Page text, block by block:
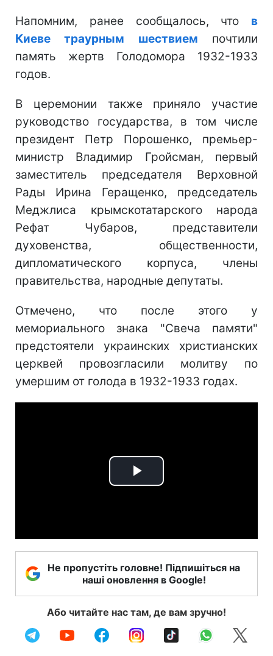
Напомним, ранее сообщалось, что в
Киеве траурным шествием почтили
память жертв Голодомора 1932-1933
годов.
В церемонии также приняло участие
руководство государства, в том числе
президент Петр Порошенко, премьер-
министр Владимир Гройсман, первый
заместитель председателя Верховной
Рады Ирина Геращенко, председатель
Меджлиса крымскотатарского народа
Рефат Чубаров, представители
духовенства, общественности,
дипломатического корпуса, члены
правительства, народные депутаты.
Отмечено, что после этого у
мемориального знака "Свеча памяти"
предстоятели украинских христианских
церквей провозгласили молитву по
умершим от голода в 1932-1933 годах.
Play
Не пропустіть головне! Підпишіться на
наші оновлення в Google!
Або читайте нас там, де вам зручно!